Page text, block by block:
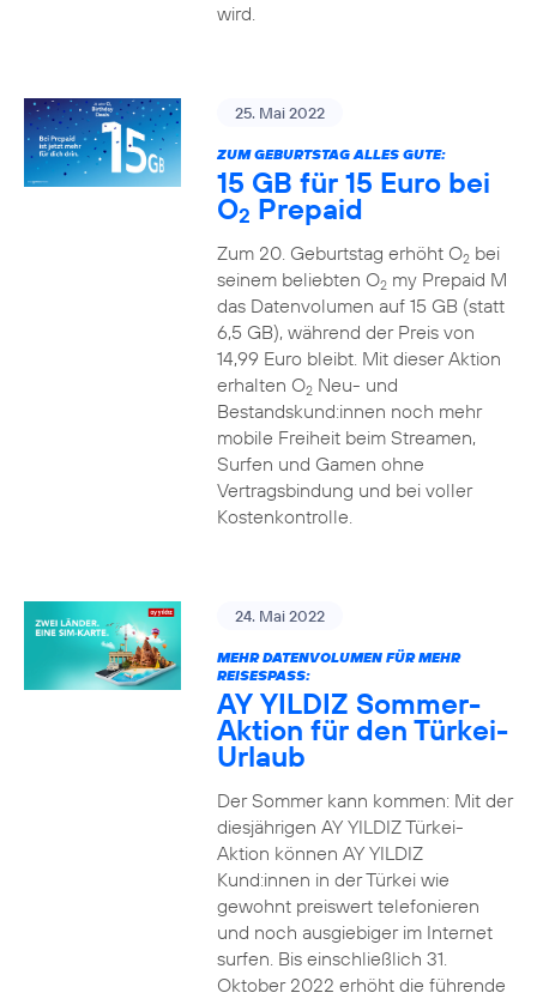
wird.
25. Mai 2022
ZUM GEBURTSTAG ALLES GUTE:
15 GB für 15 Euro bei
O2 Prepaid
Zum 20. Geburtstag erhöht O2bei
seinem beliebten O2my Prepaid M
das Datenvolumen auf 15 GB (statt
6,5 GB), während der Preis von
14,99 Euro bleibt. Mit dieser Aktion
erhalten O2Neu- und
Bestandskund:innen noch mehr
mobile Freiheit beim Streamen,
Surfen und Gamen ohne
Vertragsbindung und bei voller
Kostenkontrolle.
24. Mai 2022
MEHR DATENVOLUMEN FÜR MEHR
REISESPASS:
AY YILDIZ Sommer-
Aktion für den Türkei-
Urlaub
Der Sommer kann kommen: Mit der
diesjährigen AY YILDIZ Türkei-
Aktion können AY YILDIZ
Kund:innen in der Türkei wie
gewohnt preiswert telefonieren
und noch ausgiebiger im Internet
surfen. Bis einschließlich 31.
Oktober 2022 erhöht die führende